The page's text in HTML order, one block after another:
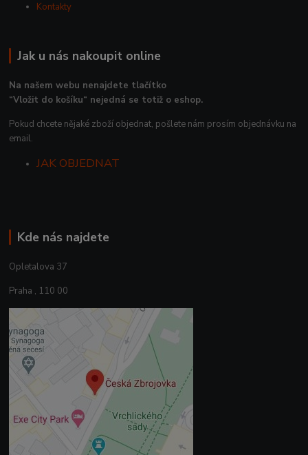
Kontakty
Jak u nás nakoupit online
Na našem webu nenajdete tlačítko
“Vložit do košíku“ nejedná se totiž o eshop.
Pokud chcete nějaké zboží objednat, pošlete nám prosím objednávku na
email.
JAK OBJEDNAT
Kde nás najdete
Opletalova 37
Praha , 110 00